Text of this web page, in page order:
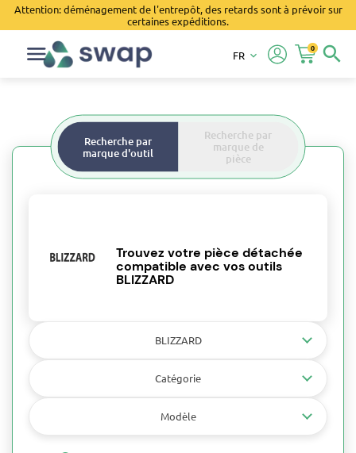
Attention: déménagement de l'entrepôt, des retards sont à prévoir sur
certaines expéditions.
search
0
FR keyboard_arrow_down
Recherche par
marque d'outil
Recherche par
marque de
pièce
Trouvez votre pièce détachée
compatible avec vos outils
BLIZZARD
BLIZZARD
Catégorie
Modèle